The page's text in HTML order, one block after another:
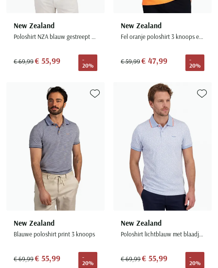
New Zealand
Poloshirt NZA blauw gestreept katoen
€ 69,99€ 55,99
-
20%
New Zealand
Fel oranje poloshirt 3 knoops effen
€ 59,99€ 47,99
-
20%
New Zealand
Blauwe poloshirt print 3 knoops
€ 69,99€ 55,99
-
20%
Toevoegen aan favorieten
New Zealand
Poloshirt lichtblauw met blaadjesprint
€ 69,99€ 55,99
-
20%